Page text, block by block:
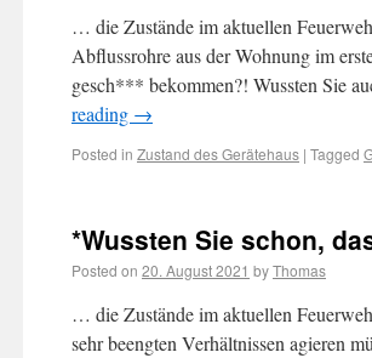
… die Zustände im aktuellen
Abflussrohre aus der Wohnung im
gesch*** bekommen?! Wussten Sie
reading →
Posted in Zustand des Gerätehaus | Tagged
*Wussten Sie schon,
Posted on 20. August 2021 byThomas
… die Zustände im aktuellen
sehr beengten Verhältnissen agieren